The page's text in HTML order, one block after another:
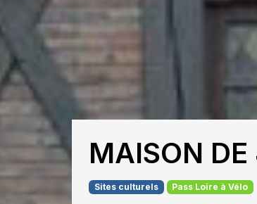
MAISON
Sites culturels Pass Loire à Vélo